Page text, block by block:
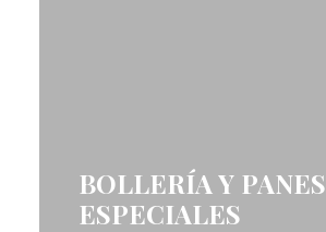
BOLLERÍA Y PANES
ESPECIALES